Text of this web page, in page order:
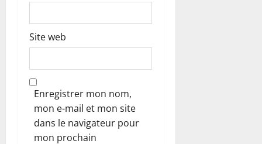
Site web
Enregistrer mon nom,
mon e-mail et mon site
dans le navigateur pour
mon prochain